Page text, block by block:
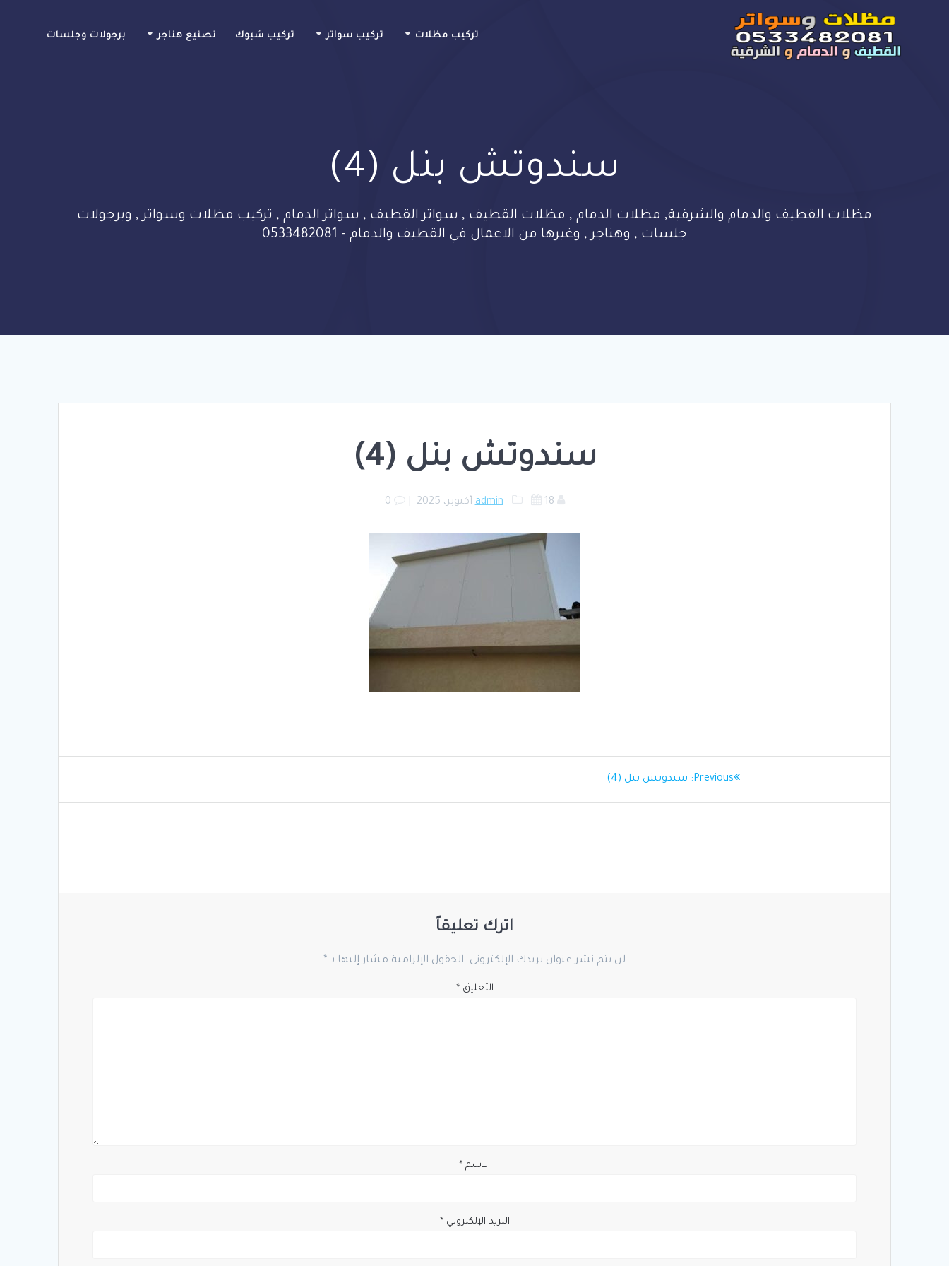
content
تركيب مظلات تركيب سواتر تركيب شبوك تصنيع هناجر برجولات وجلسات
سندوتش بنل (4)
مظلات القطيف والدمام والشرقية, مظلات الدمام , مظلات القطيف , سواتر القطيف , سواتر الدمام , تركيب مظلات وسواتر , وبرجولات
جلسات , وهناجر , وغيرها من الاعمال في القطيف والدمام - 0533482081
سندوتش بنل (4)
admin 18 أكتوبر، 2025 |
0
المقالات
Previous:
Previous
سندوتش بنل (4)
اترك تعليقاً
لن يتم نشر عنوان بريدك الإلكتروني. الحقول الإلزامية مشار إليها بـ *
التعليق*
الاسم *
البريد الإلكتروني*